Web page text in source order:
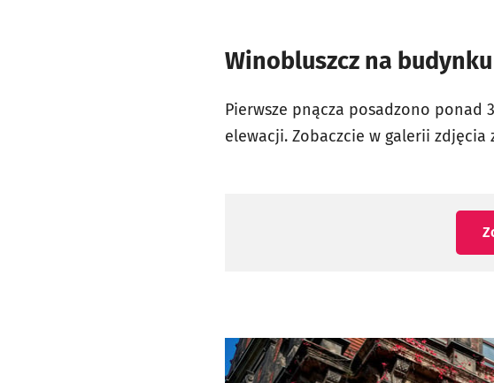
Winobluszcz na
Pierwsze pnącza posadzono ponad
elewacji. Zobaczcie w galerii zdjęcia